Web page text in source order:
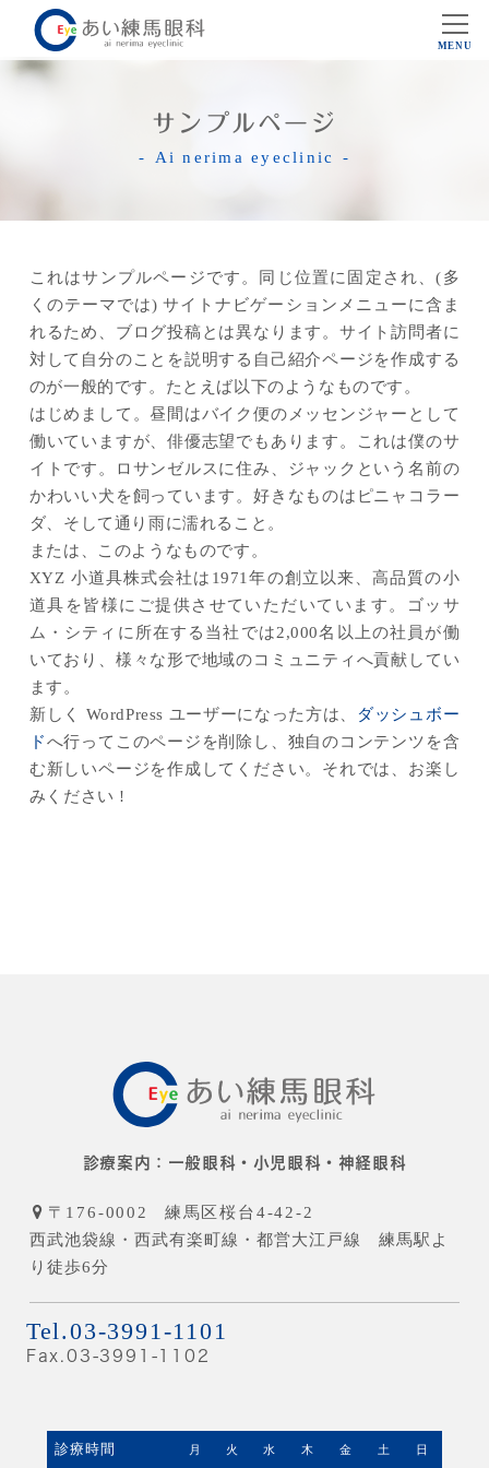
MENU
サンプルページ
Ai nerima eyeclinic
これはサンプルページです。同じ位置に固定され、(多
くのテーマでは) サイトナビゲーションメニューに含ま
れるため、ブログ投稿とは異なります。サイト訪問者に
対して自分のことを説明する自己紹介ページを作成する
のが一般的です。たとえば以下のようなものです。
はじめまして。昼間はバイク便のメッセンジャーとして
働いていますが、俳優志望でもあります。これは僕のサ
イトです。ロサンゼルスに住み、ジャックという名前の
かわいい犬を飼っています。好きなものはピニャコラー
ダ、そして通り雨に濡れること。
または、このようなものです。
XYZ 小道具株式会社は1971年の創立以来、高品質の小
道具を皆様にご提供させていただいています。ゴッサ
ム・シティに所在する当社では2,000名以上の社員が働
いており、様々な形で地域のコミュニティへ貢献してい
ます。
新しく WordPress ユーザーになった方は、
ダッシュボー
ドへ行ってこのページを削除し、独自のコンテンツを含
む新しいページを作成してください。それでは、お楽し
みください !
診療案内： 一般眼科・小児眼科・神経眼科
〒176-0002
練馬区桜台4-42-2
西武池袋線・西武有楽町線・都営大江戸線 練馬駅よ
り徒歩6分
Tel.03-3991-1101
Fax.03-3991-1102
診療時間 月 火 水 木 金 土 日